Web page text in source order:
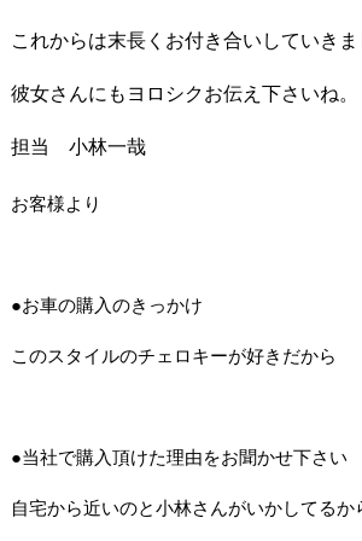
これからは末長くお付き合いしていきま
彼女さんにもヨロシクお伝え下さいね。
担当 小林一哉
お客様より
●お車の購入のきっかけ
このスタイルのチェロキーが好きだから
●当社で購入頂けた理由をお聞かせ下さい
自宅から近いのと小林さんがいかしてるか